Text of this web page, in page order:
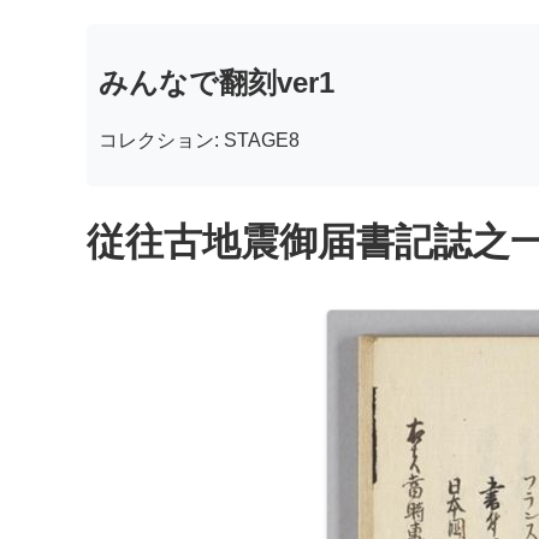
みんなで翻刻ver1
コレクション: STAGE8
従往古地震御届書記誌之